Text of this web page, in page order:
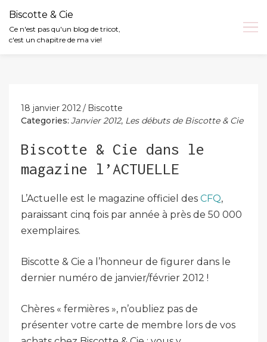
Biscotte & Cie
Ce n'est pas qu'un blog de tricot,
c'est un chapitre de ma vie!
18 janvier 2012
Biscotte
Categories: Janvier 2012, Les débuts de Biscotte & Cie
Biscotte & Cie dans le
magazine l’ACTUELLE
L’Actuelle est le magazine officiel des CFQ,
paraissant cinq fois par année à près de 50 000
exemplaires.
Biscotte & Cie a l’honneur de figurer dans le
dernier numéro de janvier/février 2012 !
Chères « fermières », n’oubliez pas de
présenter votre carte de membre lors de vos